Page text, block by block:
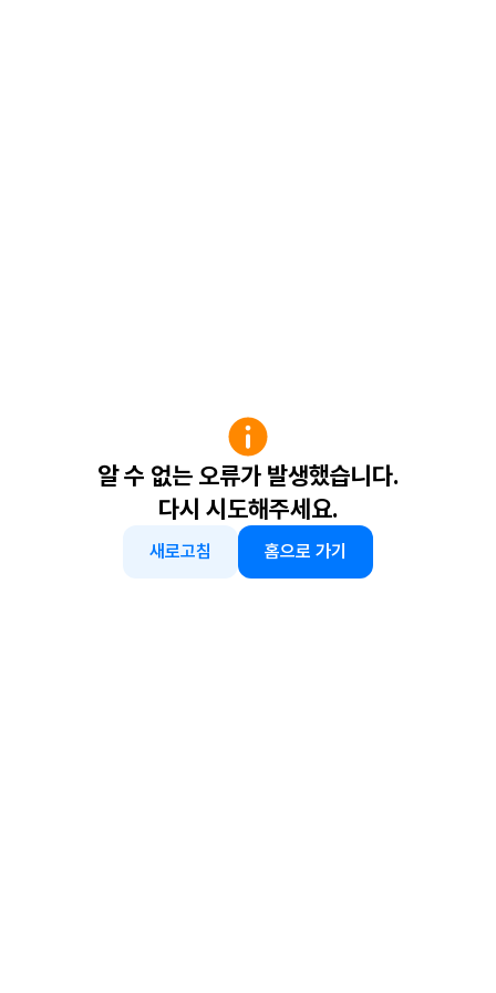
알 수 없는 오류가 발생했습니다.
다시 시도해주세요.
새로고침 홈으로 가기